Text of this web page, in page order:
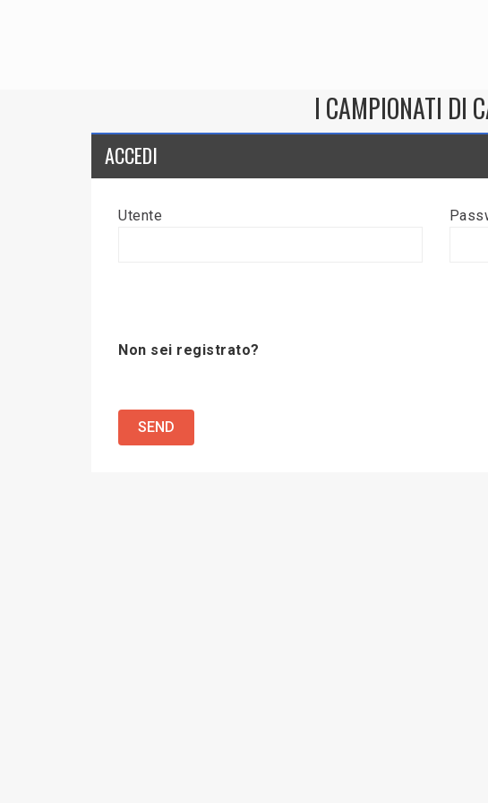
I CAMPIONATI DI
ACCEDI
Utente
Non sei registrato?